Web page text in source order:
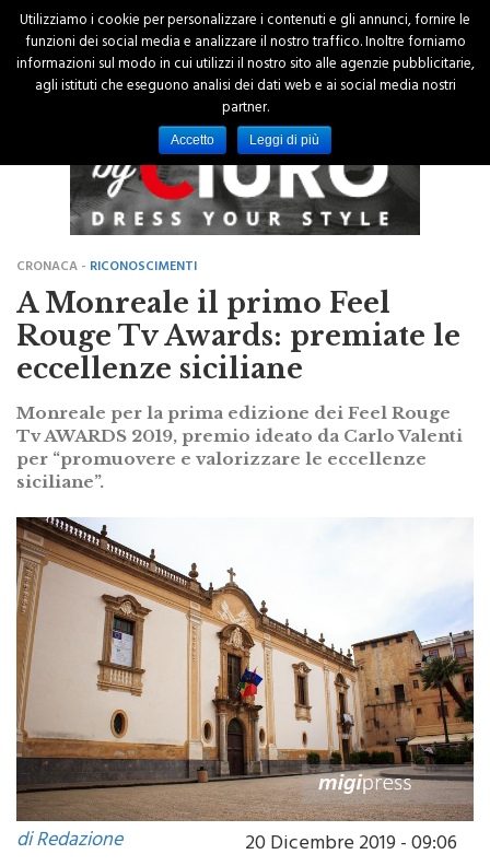
CRONACA - RICONOSCIMENTI
A Monreale il primo Feel
Rouge Tv Awards: premiate le
eccellenze siciliane
Monreale per la prima edizione dei Feel Rouge
Tv AWARDS 2019, premio ideato da Carlo Valenti
per “promuovere e valorizzare le eccellenze
siciliane”.
di Redazione
20 Dicembre 2019 - 09:06
Utilizziamo i cookie per personalizzare i contenuti e gli annunci, fornire le
funzioni dei social media e analizzare il nostro traffico. Inoltre forniamo
informazioni sul modo in cui utilizzi il nostro sito alle agenzie pubblicitarie,
agli istituti che eseguono analisi dei dati web e ai social media nostri
partner.
Accetto Leggi di più